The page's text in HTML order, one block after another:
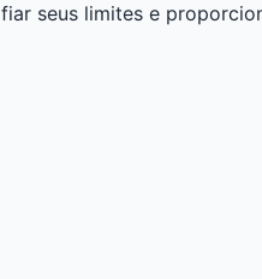
seus limites e